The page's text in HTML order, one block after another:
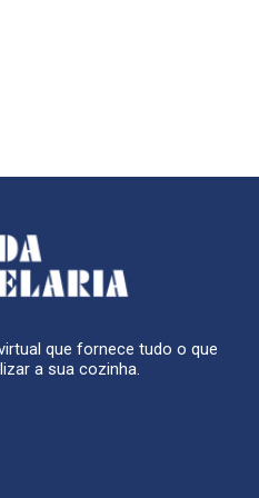
que fornece tudo o que
a sua cozinha.